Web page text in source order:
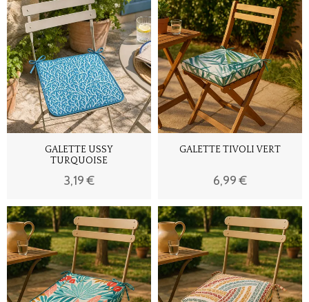
GALETTE USSY
TURQUOISE
3,19 €
GALETTE TIVOLI VERT
6,99 €